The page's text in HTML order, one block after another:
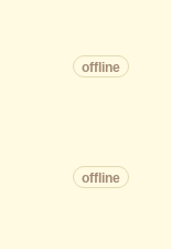
offline
offline